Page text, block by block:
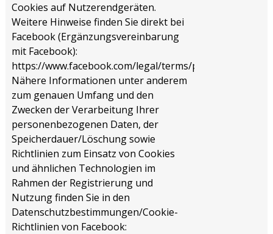
Cookies auf Nutzerendgeräten.
Weitere Hinweise finden Sie direkt bei
Facebook (Ergänzungsvereinbarung
mit Facebook):
https://www.facebook.com/legal/terms/
Nähere Informationen unter anderem
zum genauen Umfang und den
Zwecken der Verarbeitung Ihrer
personenbezogenen Daten, der
Speicherdauer/Löschung sowie
Richtlinien zum Einsatz von Cookies
und ähnlichen Technologien im
Rahmen der Registrierung und
Nutzung finden Sie in den
Datenschutzbestimmungen/Cookie-
Richtlinien von Facebook: